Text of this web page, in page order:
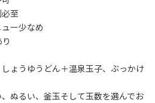
至
ー少なめ
うゆうどん＋温泉玉子、ぶっかけ
るい、釜玉そして玉数を選んでお